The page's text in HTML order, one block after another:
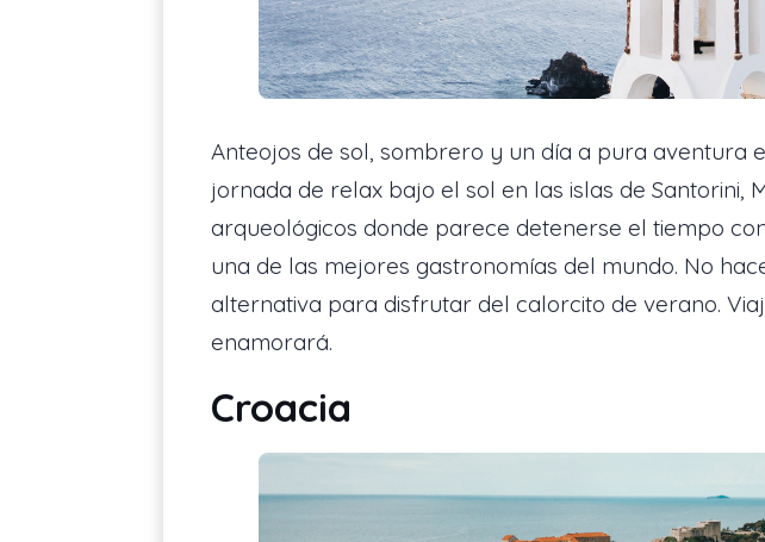
Anteojos de sol, sombrero y un día a pura aventura
jornada de relax bajo el sol en las islas de Santorini,
arqueológicos donde parece detenerse el tiempo
una de las mejores gastronomías del mundo. No
alternativa para disfrutar del calorcito de verano.
enamorará.
Croacia